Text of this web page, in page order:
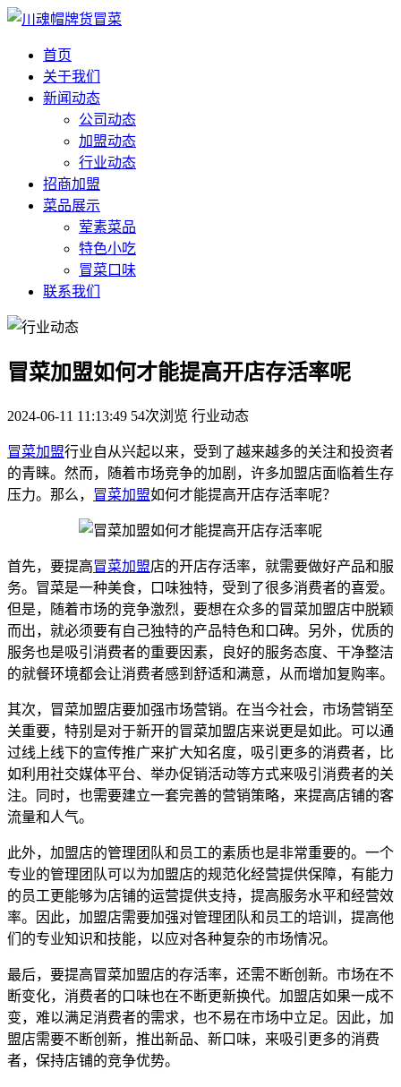
首页
关于我们
新闻动态
公司动态
加盟动态
行业动态
招商加盟
菜品展示
荤素菜品
特色小吃
冒菜口味
联系我们
冒菜加盟如何才能提高开店存活率呢
2024-06-11 11:13:49 54次浏览 行业动态
冒菜加盟行业自从兴起以来，受到了越来越多的关注和投资者
的青睐。然而，随着市场竞争的加剧，许多加盟店面临着生存
压力。那么， 冒菜加盟如何才能提高开店存活率呢？
首先，要提高冒菜加盟店的开店存活率，就需要做好产品和服
务。冒菜是一种美食，口味独特，受到了很多消费者的喜爱。
但是，随着市场的竞争激烈，要想在众多的冒菜加盟店中脱颖
而出，就必须要有自己独特的产品特色和口碑。另外，优质的
服务也是吸引消费者的重要因素，良好的服务态度、干净整洁
的就餐环境都会让消费者感到舒适和满意，从而增加复购率。
其次，冒菜加盟店要加强市场营销。在当今社会，市场营销至
关重要，特别是对于新开的冒菜加盟店来说更是如此。可以通
过线上线下的宣传推广来扩大知名度，吸引更多的消费者，比
如利用社交媒体平台、举办促销活动等方式来吸引消费者的关
注。同时，也需要建立一套完善的营销策略，来提高店铺的客
流量和人气。
此外，加盟店的管理团队和员工的素质也是非常重要的。一个
专业的管理团队可以为加盟店的规范化经营提供保障，有能力
的员工更能够为店铺的运营提供支持，提高服务水平和经营效
率。因此，加盟店需要加强对管理团队和员工的培训，提高他
们的专业知识和技能，以应对各种复杂的市场情况。
最后，要提高冒菜加盟店的存活率，还需不断创新。市场在不
断变化，消费者的口味也在不断更新换代。加盟店如果一成不
变，难以满足消费者的需求，也不易在市场中立足。因此，加
盟店需要不断创新，推出新品、新口味，来吸引更多的消费
者，保持店铺的竞争优势。